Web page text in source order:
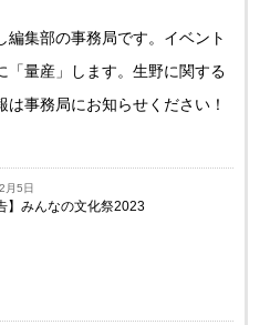
編集部の事務局です。イベント
「量産」します。生野に関する
は事務局にお知らせください！
月5日
】みんなの文化祭2023